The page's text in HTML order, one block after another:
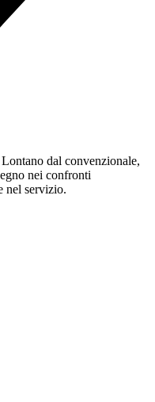
dal convenzionale,
nei confronti
nel servizio.